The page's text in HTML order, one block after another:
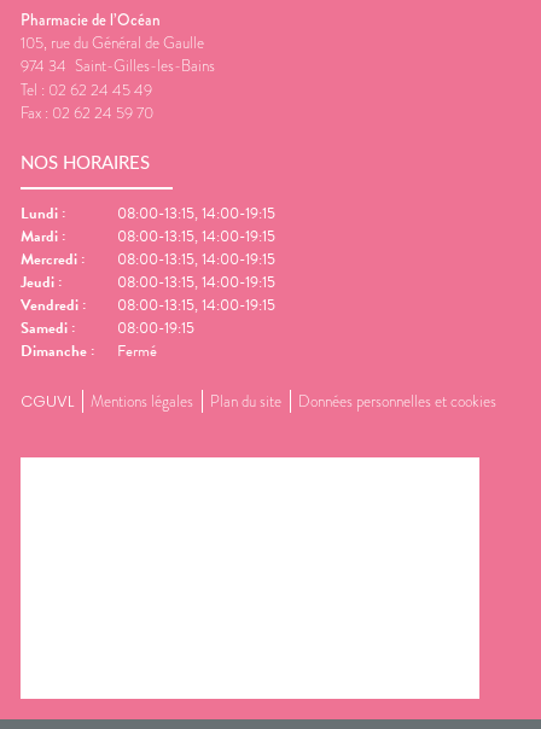
Pharmacie de l’Océan
105, rue du Général de Gaulle
974 34 Saint-Gilles-les-Bains
Tel : 02 62 24 45 49
Fax : 02 62 24 59 70
NOS HORAIRES
Lundi :
08:00-13:15, 14:00-19:15
Mardi :
08:00-13:15, 14:00-19:15
Mercredi :
08:00-13:15, 14:00-19:15
Jeudi :
08:00-13:15, 14:00-19:15
Vendredi :
08:00-13:15, 14:00-19:15
Samedi :
08:00-19:15
Dimanche : Fermé
CGUVL Mentions légales Plan du site Données personnelles et cookies